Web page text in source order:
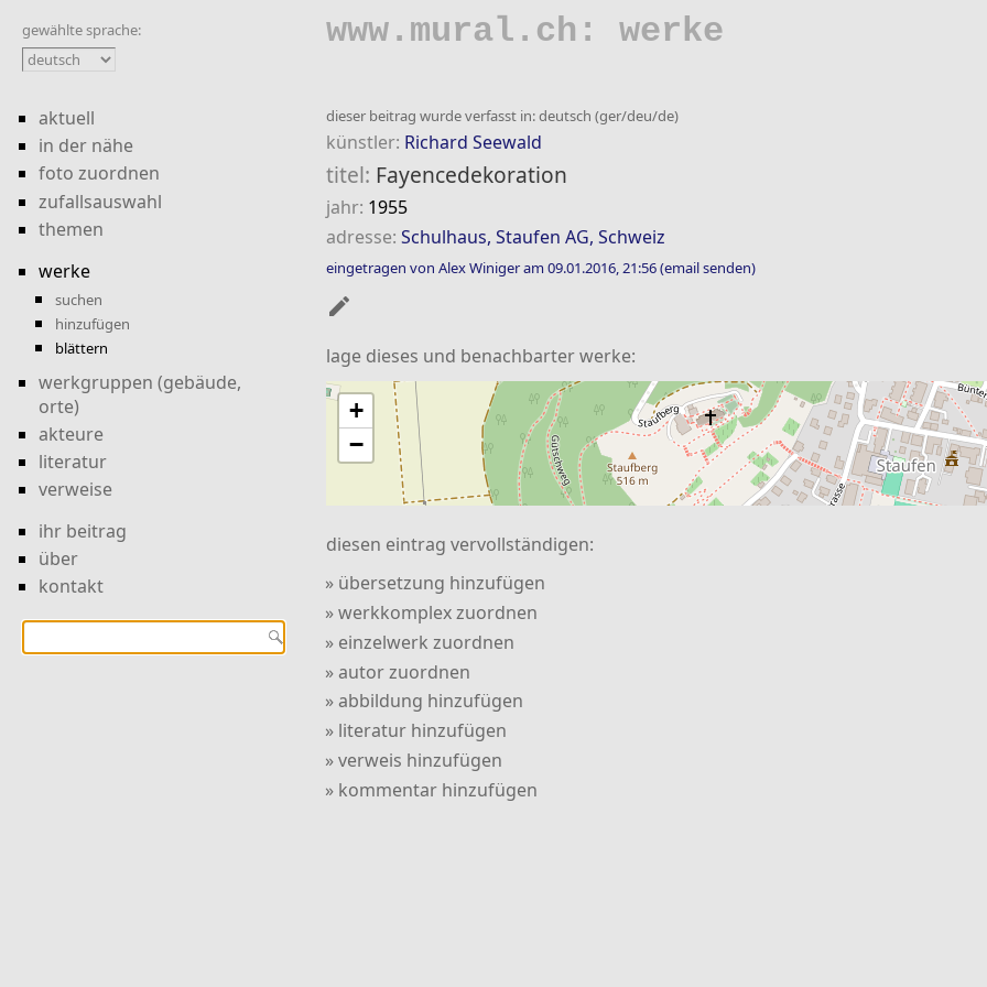
www.mural.ch: werke
gewählte sprache:
aktuell
in der nähe
foto zuordnen
zufallsauswahl
themen
werke
suchen
hinzufügen
blättern
werkgruppen (gebäude,
orte)
akteure
literatur
verweise
ihr beitrag
über
kontakt
dieser beitrag wurde verfasst in: deutsch (ger/deu/de)
künstler: Richard Seewald
titel: Fayencedekoration
jahr: 1955
adresse: Schulhaus, Staufen AG, Schweiz
eingetragen von Alex Winiger am 09.01.2016, 21:56(email senden)
mode_edit
lage dieses und benachbarter werke:
+
−
diesen eintrag vervollständigen:
» übersetzung hinzufügen
» werkkomplex zuordnen
» einzelwerk zuordnen
» autor zuordnen
» abbildung hinzufügen
» literatur hinzufügen
» verweis hinzufügen
» kommentar hinzufügen